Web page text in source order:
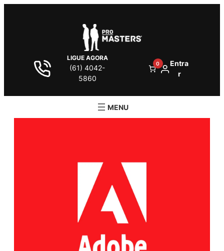
LIGUE AGORA
(61) 4042-
5860
0
Entra
r